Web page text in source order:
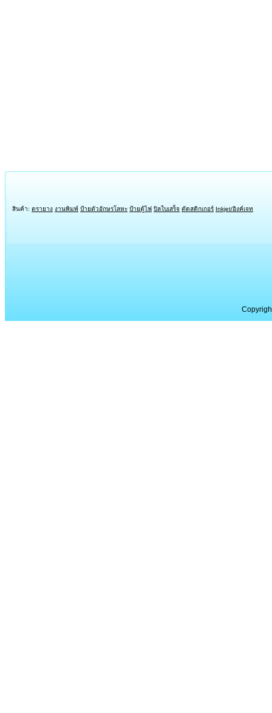
สินค้า: ตรายาง งานพิมพ์ ป้ายตัวอักษรโลหะ ป้ายตู้ไฟ บิลใบเสร็จ ตัดสติกเกอร์ Inkjet/อิงค์เจท